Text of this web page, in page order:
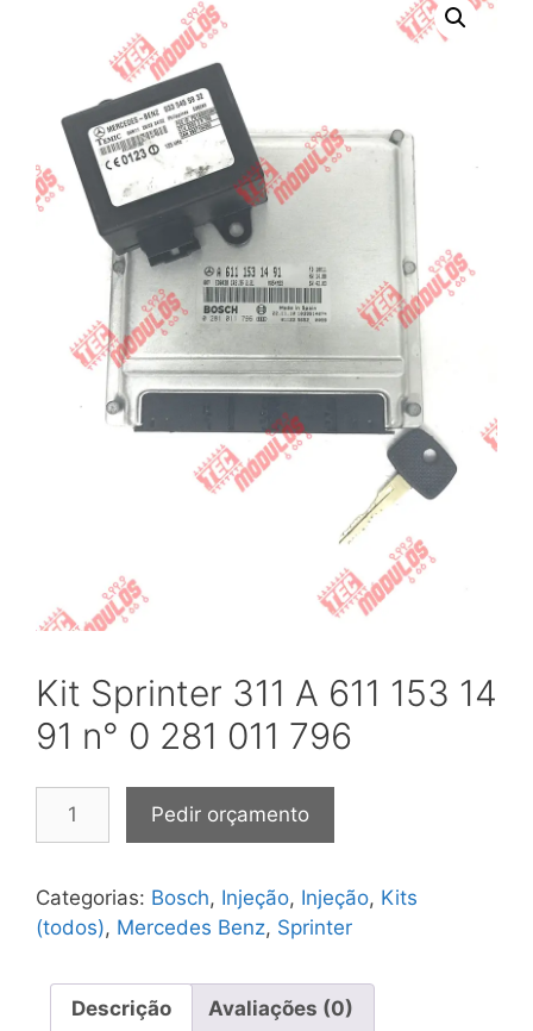
Kit Sprinter 311 A 611 153 14
91 n° 0 281 011 796
A
611
14
Pedir orçamento
Categorias: Bosch, Injeção, Injeção, Kits
(todos), Mercedes Benz, Sprinter
Descrição Avaliações (0)